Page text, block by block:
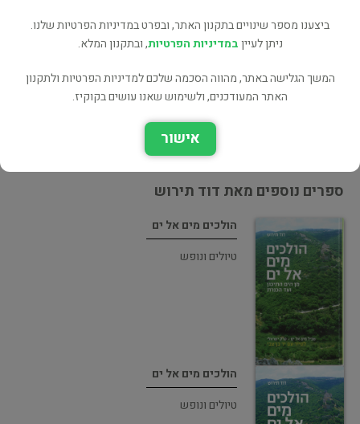
עוד ספרים מאותו מחבר/ת - דוד תירוש (3 כותרים)
כל הספרים בקטגוריית טיולים ונופש (812 כותרים)
כל הספרים מהוצאת יד בן צבי (81 כותרים)
בעל הספר? לחץ כאן לעריכה/הסרה
מוכר ספר זהה? לחץ כאן להוספה למאגר
ספרים נוספים מאת דוד תירוש
הולכים מים אל ים
טיולים ונופש
הולכים מים אל ים
טיולים ונופש
ביצענו מספר שינויים בתקנון האתר, ובפרט במדיניות הפרטיות שלנו.
ניתן לעייןבמדיניות הפרטיות, ובתקנון המלא.
המשך הגלישה באתר, מהווה הסכמה שלכם למדיניות הפרטיות ולתקנון
האתר המעודכנים, ולשימוש שאנו עושים בקוקיז.
אישור